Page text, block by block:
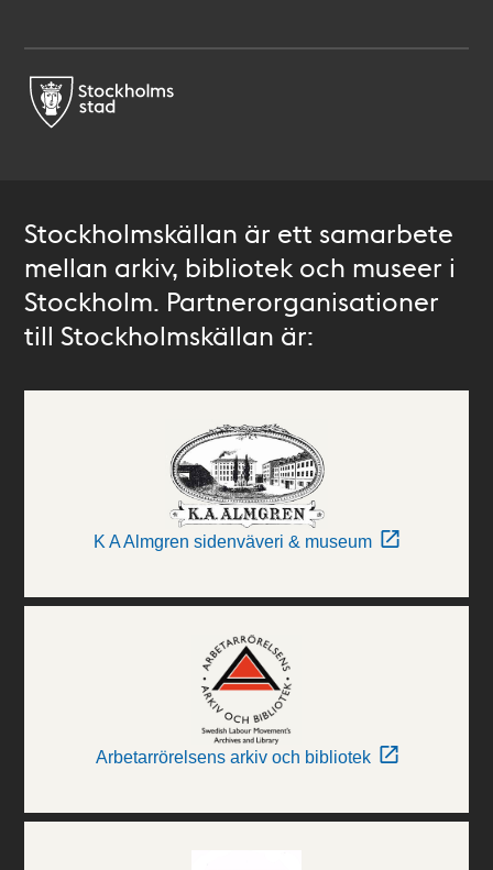
Stockholmskällan är ett samarbete
mellan arkiv, bibliotek och museer i
Stockholm. Partnerorganisationer
till Stockholmskällan är:
K A Almgren sidenväveri & museum
Arbetarrörelsens arkiv och bibliotek